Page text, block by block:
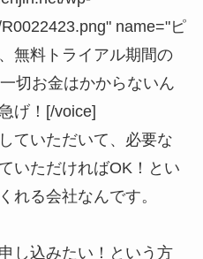
name="ピ
無料トライアル期間の
切お金はかからないん
げ！[/voice]
ていただいて、必要な
いただければOK！とい
れる会社なんです。
し込みたい！という方